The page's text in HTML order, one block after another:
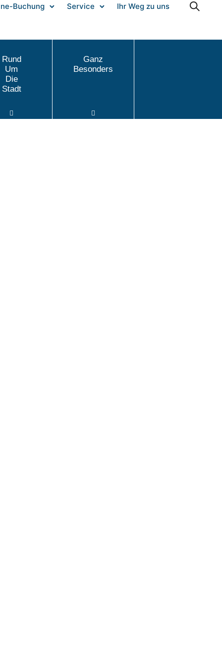
Buchung Service Ihr Weg zu uns
Rund
Um
Die
Stadt
Ganz
Besonders